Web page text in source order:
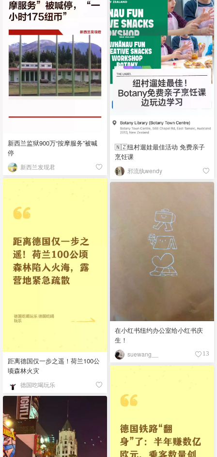
新西兰监狱900万“按摩服务”被喊
停
新西兰发现君
🇳🇿纽村遛娃最佳活动 免费亲子
烹饪课
邪流纨wendy
距离德国仅一步之遥！荷兰100公
顷森林火灾
德国吃喝玩乐
在小红书纽约办公室给小红书庆
生！
suewang__ 13